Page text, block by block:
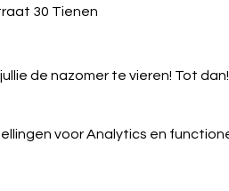
30 Tienen
de nazomer te vieren! Tot dan!
voor Analytics en